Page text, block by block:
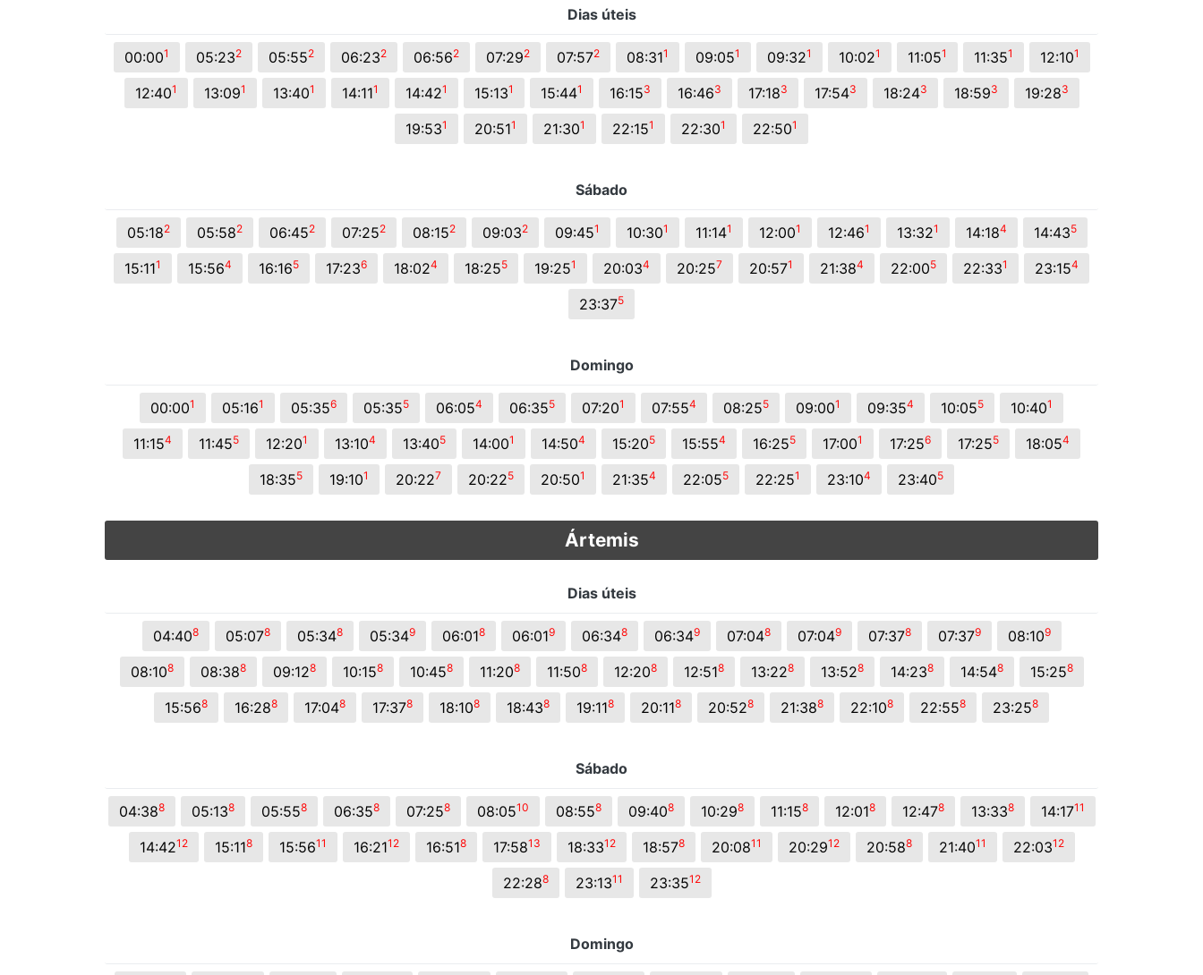
Dias úteis
00:001 05:232 05:552 06:232 06:562 07:292 07:572 08:311 09:051 09:321 10:021 11:051 11:351 12:101
12:401 13:091 13:401 14:111 14:421 15:131 15:441 16:153 16:463 17:183 17:543 18:243 18:593 19:283
19:531 20:511 21:301 22:151 22:301 22:501
Sábado
05:182 05:582 06:452 07:252 08:152 09:032 09:451 10:301 11:141 12:001 12:461 13:321 14:184 14:435
15:111 15:564 16:165 17:236 18:024 18:255 19:251 20:034 20:257 20:571 21:384 22:005 22:331 23:154
23:375
Domingo
00:001 05:161 05:356 05:355 06:054 06:355 07:201 07:554 08:255 09:001 09:354 10:055 10:401
11:154 11:455 12:201 13:104 13:405 14:001 14:504 15:205 15:554 16:255 17:001 17:256 17:255 18:054
18:355 19:101 20:227 20:225 20:501 21:354 22:055 22:251 23:104 23:405
Ártemis
Dias úteis
04:408 05:078 05:348 05:349 06:018 06:019 06:348 06:349 07:048 07:049 07:378 07:379 08:109
08:108 08:388 09:128 10:158 10:458 11:208 11:508 12:208 12:518 13:228 13:528 14:238 14:548 15:258
15:568 16:288 17:048 17:378 18:108 18:438 19:118 20:118 20:528 21:388 22:108 22:558 23:258
Sábado
04:388 05:138 05:558 06:358 07:258 08:0510 08:558 09:408 10:298 11:158 12:018 12:478 13:338 14:1711
14:4212 15:118 15:5611 16:2112 16:518 17:5813 18:3312 18:578 20:0811 20:2912 20:588 21:4011 22:0312
22:288 23:1311 23:3512
Domingo